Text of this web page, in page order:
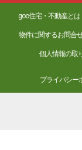
goo住宅・不動産とは
物件に関するお問合
個人情報の取
プライバシー